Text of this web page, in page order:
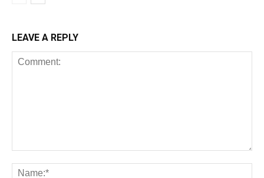
LEAVE A REPLY